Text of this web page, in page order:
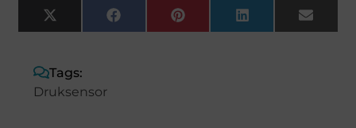
X
(Twitter)
FacebookPinterestLinkedIn Email
Tags:
Druksensor